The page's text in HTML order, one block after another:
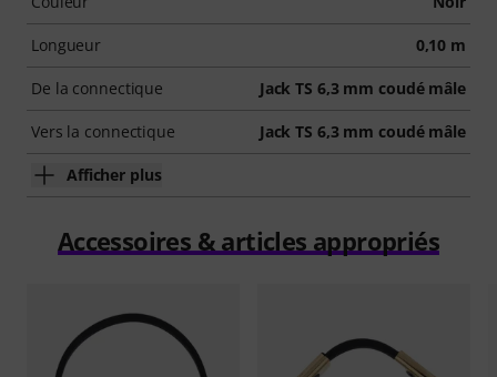
Longueur 0,10 m
De la connectique Jack TS 6,3 mm coudé mâle
Vers la connectique Jack TS 6,3 mm coudé mâle
Afficher plus
Accessoires & articles appropriés